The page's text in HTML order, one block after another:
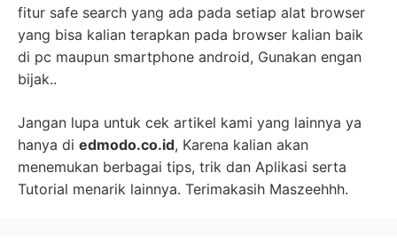
fitur safe search yang ada pada setiap alat browser
yang bisa kalian terapkan pada browser kalian baik
di pc maupun smartphone android, Gunakan engan
bijak..
Jangan lupa untuk cek artikel kami yang lainnya ya
hanya di edmodo.co.id, Karena kalian akan
menemukan berbagai tips, trik dan Aplikasi serta
Tutorial menarik lainnya. Terimakasih Maszeehhh.